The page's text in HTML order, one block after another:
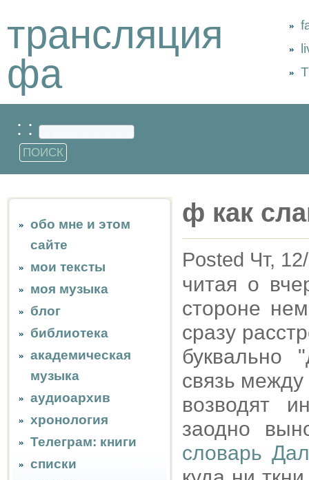
трансляция
фа
: :
обо мне и этом
сайте
мои тексты
моя музыка
блог
библиотека
академическая
музыка
аудиоархив
хронология
Телеграм: книги
списки
ф как
Posted Чт,
читая о
стороне
сразу
буквально
связь
возводят
заодно
словарь